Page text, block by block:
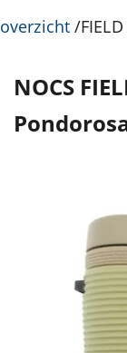
overzicht/
NOCS